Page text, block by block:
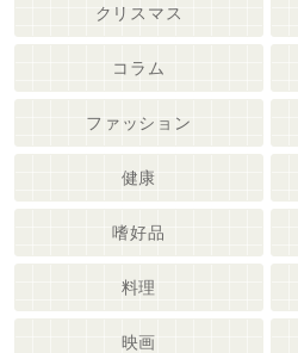
クリスマス
コラム
ファッション
健康
嗜好品
料理
映画